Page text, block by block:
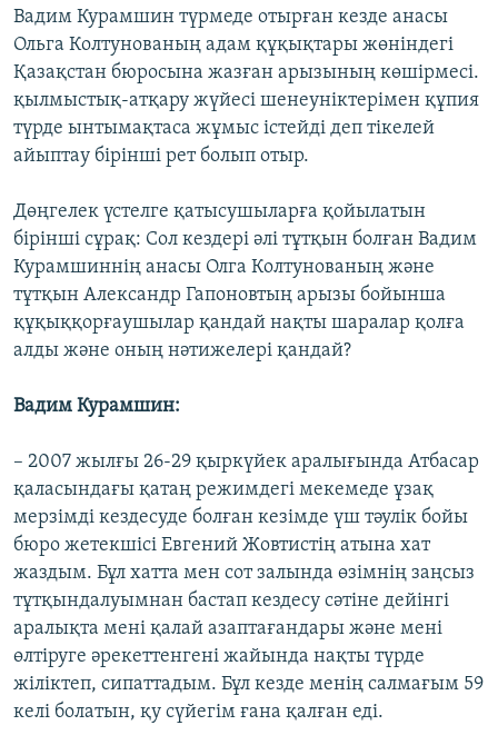
Вадим Курамшин түрмеде отырған кезде анасы
Ольга Колтунованың адам құқықтары жөніндегі
Қазақстан бюросына жазған арызының көшірмесі.
қылмыстық-атқару жүйесі шенеуніктерімен құпия
түрде ынтымақтаса жұмыс істейді деп тікелей
айыптау бірінші рет болып отыр.
Дөңгелек үстелге қатысушыларға қойылатын
бірінші сұрақ: Сол кездері әлі тұтқын болған Вадим
Курамшиннің анасы Олга Колтунованың және
тұтқын Александр Гапоновтың арызы бойынша
құқыққорғаушылар қандай нақты шаралар қолға
алды және оның нәтижелері қандай?
Вадим Курамшин:
– 2007 жылғы 26-29 қыркүйек аралығында Атбасар
қаласындағы қатаң режимдегі мекемеде ұзақ
мерзімді кездесуде болған кезімде үш тәулік бойы
бюро жетекшісі Евгений Жовтистің атына хат
жаздым. Бұл хатта мен сот залында өзімнің заңсыз
тұтқындалуымнан бастап кездесу сәтіне дейінгі
аралықта мені қалай азаптағандары және мені
өлтіруге әрекеттенгені жайында нақты түрде
жіліктеп, сипаттадым. Бұл кезде менің салмағым 59
келі болатын, қу сүйегім ғана қалған еді.